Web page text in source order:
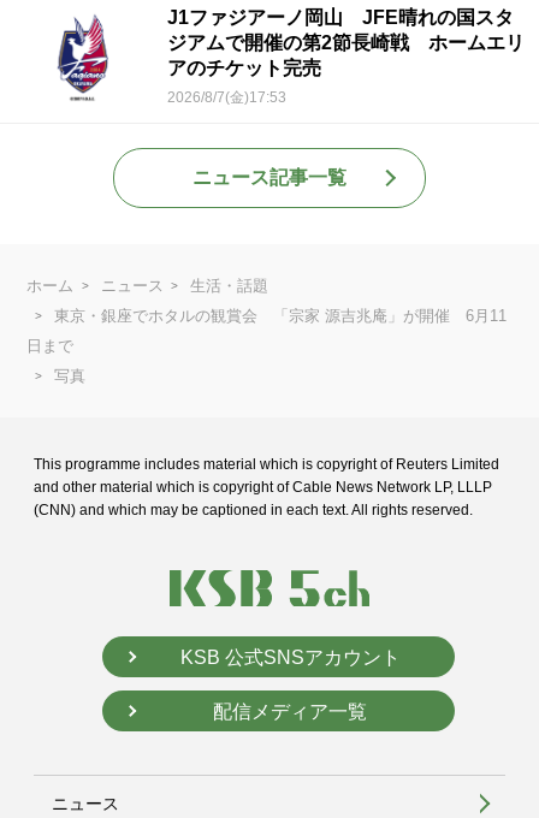
J1ファジアーノ岡山 JFE晴れの国スタ
ジアムで開催の第2節長崎戦 ホームエリ
アのチケット完売
2026/8/7(金)17:53
ニュース記事一覧
ホーム ニュース
生活・話題
東京・銀座でホタルの観賞会 「宗家 源吉兆庵」が開催 6月11
日まで
写真
This programme includes material which is copyright of Reuters Limited
and other material which is copyright of Cable News Network LP, LLLP
(CNN) and which may be captioned in each text. All rights reserved.
KSB 公式SNSアカウント
配信メディア一覧
ニュース